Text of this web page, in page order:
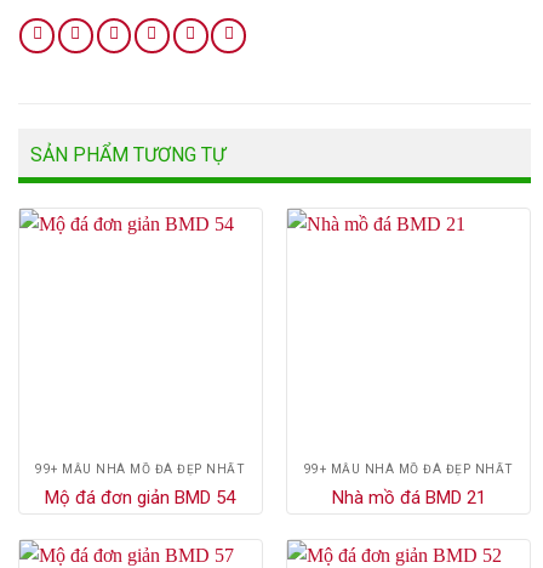
SẢN PHẨM TƯƠNG TỰ
99+ MẪU NHÀ MỒ ĐÁ ĐẸP NHẤT
Mộ đá đơn giản BMD 54
99+ MẪU NHÀ MỒ ĐÁ ĐẸP NHẤT
Nhà mồ đá BMD 21